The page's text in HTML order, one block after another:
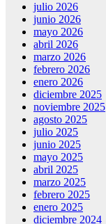
julio 2026
junio 2026
mayo 2026
abril 2026
marzo 2026
febrero 2026
enero 2026
diciembre 2025
noviembre 2025
agosto 2025
julio 2025
junio 2025
mayo 2025
abril 2025
marzo 2025
febrero 2025
enero 2025
diciembre 2024